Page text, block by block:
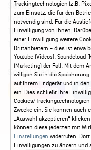
Service
Kontakt Leichte
Ticketshop Hamburg
Ticketservice 040 - 413
Social Media
Instagram
Trackingtechnologien (z.B.
zum Einsatz, die für den
notwendig sind. Für die
Einwilligung von Ihnen.
einer Einwilligung weitere
Drittanbietern – dies ist etwa
Youtube (Videos), Soundcloud
(Marketing) der Fall. Mit dem
willigen Sie in die
auf Ihrem Endgerät und in
ein. Dies schließt Ihre
Cookies/
Zwecke ein. Sie können auch
„Auswahl akzeptieren“
können diese jederzeit mit
Einstellungen widerrufen.
Einwilligungen zu ändern und